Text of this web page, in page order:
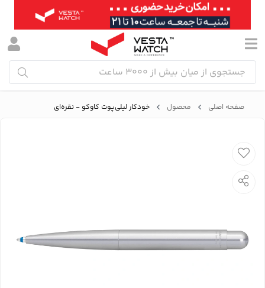
صفحه اصلی محصول خودکار لیلی‌پوت کاوکو - نقره‌ای